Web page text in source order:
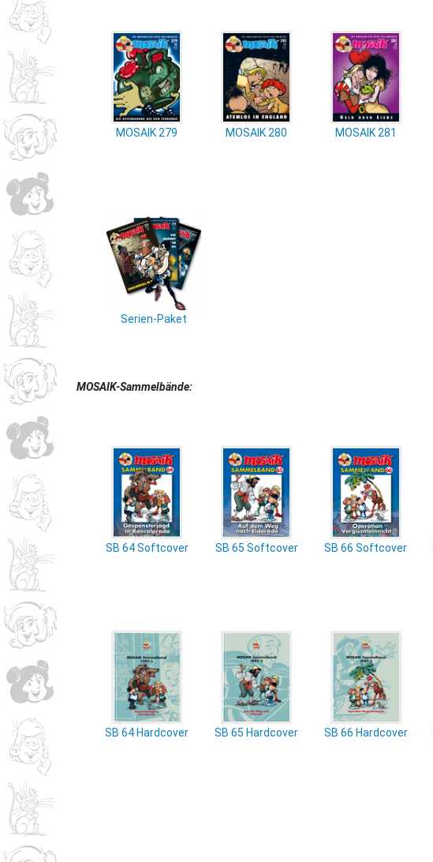
MOSAIK 279 MOSAIK 280 MOSAIK 281
Serien-Paket
MOSAIK-Sammelbände:
SB 64 Softcover SB 65 Softcover SB 66 Softcover
SB 64 Hardcover SB 65 Hardcover SB 66 Hardcover